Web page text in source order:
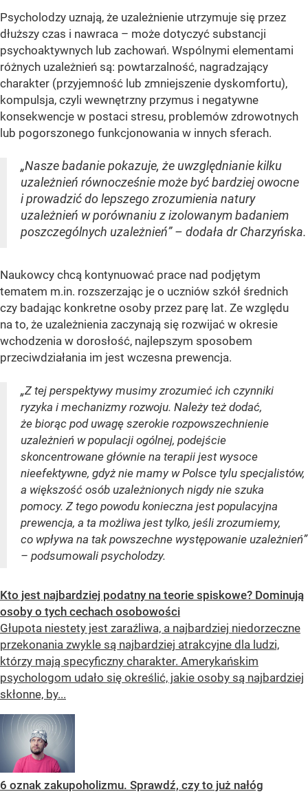
Psycholodzy uznają, że uzależnienie utrzymuje się przez
dłuższy czas i nawraca – może dotyczyć substancji
psychoaktywnych lub zachowań. Wspólnymi elementami
różnych uzależnień są: powtarzalność, nagradzający
charakter (przyjemność lub zmniejszenie dyskomfortu),
kompulsja, czyli wewnętrzny przymus i negatywne
konsekwencje w postaci stresu, problemów zdrowotnych
lub pogorszonego funkcjonowania w innych sferach.
„Nasze badanie pokazuje, że uwzględnianie kilku
uzależnień równocześnie może być bardziej owocne
i prowadzić do lepszego zrozumienia natury
uzależnień w porównaniu z izolowanym badaniem
poszczególnych uzależnień” – dodała dr Charzyńska.
Naukowcy chcą kontynuować prace nad podjętym
tematem m.in. rozszerzając je o uczniów szkół średnich
czy badając konkretne osoby przez parę lat. Ze względu
na to, że uzależnienia zaczynają się rozwijać w okresie
wchodzenia w dorosłość, najlepszym sposobem
przeciwdziałania im jest wczesna prewencja.
„Z tej perspektywy musimy zrozumieć ich czynniki
ryzyka i mechanizmy rozwoju. Należy też dodać,
że biorąc pod uwagę szerokie rozpowszechnienie
uzależnień w populacji ogólnej, podejście
skoncentrowane głównie na terapii jest wysoce
nieefektywne, gdyż nie mamy w Polsce tylu specjalistów,
a większość osób uzależnionych nigdy nie szuka
pomocy. Z tego powodu konieczna jest populacyjna
prewencja, a ta możliwa jest tylko, jeśli zrozumiemy,
co wpływa na tak powszechne występowanie uzależnień”
– podsumowali psycholodzy.
Kto jest najbardziej podatny na teorie spiskowe? Dominują
osoby o tych cechach osobowości
Głupota niestety jest zaraźliwa, a najbardziej niedorzeczne
przekonania zwykle są najbardziej atrakcyjne dla ludzi,
którzy mają specyficzny charakter. Amerykańskim
psychologom udało się określić, jakie osoby są najbardziej
skłonne, by...
6 oznak zakupoholizmu. Sprawdź, czy to już nałóg